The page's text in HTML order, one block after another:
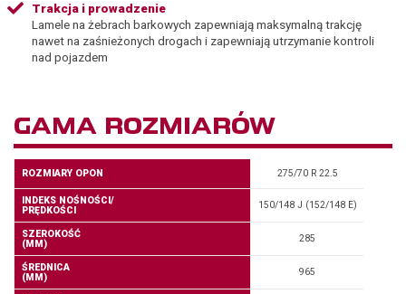
Trakcja i prowadzenie
Lamele na żebrach barkowych zapewniają maksymalną trakcję
nawet na zaśnieżonych drogach i zapewniają utrzymanie kontroli
nad pojazdem
GAMA ROZMIARÓW
ROZMIARY OPON 275/70 R 22.5
INDEKS NOŚNOŚCI/
PRĘDKOŚCI
150/148 J (152/148 E)
SZEROKOŚĆ
(MM)
285
ŚREDNICA
(MM)
965